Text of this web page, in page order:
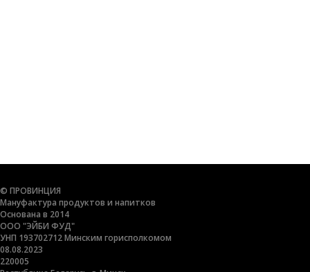
© ПРОВИНЦИЯ
Мануфактура продуктов и напитков
Основана в 2014
ООО "ЭЙБИ ФУД"
УНП 193702712 Минским горисполкомом
08.08.2023
220005